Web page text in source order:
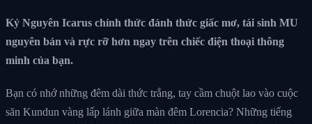
Kỷ Nguyên Icarus chính thức đánh thức giấc mơ, tái sinh MU
nguyên bản và rực rỡ hơn ngay trên chiếc điện thoại thông
minh của bạn.
Bạn có nhớ những đêm dài thức trắng, tay cầm chuột lao vào cuộc
săn Kundun vàng lấp lánh giữa màn đêm Lorencia? Những tiếng